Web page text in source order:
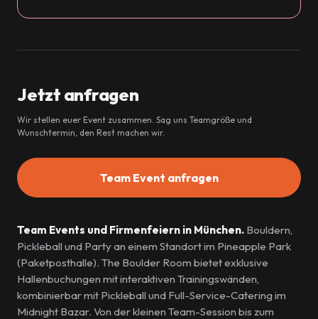
Jetzt anfragen
Wir stellen euer Event zusammen. Sag uns Teamgröße und
Wunschtermin, den Rest machen wir.
Team Event anfragen
Team Events und Firmenfeiern in München. Bouldern,
Pickleball und Party an einem Standort im Pineapple Park
(Paketposthalle). The Boulder Room bietet exklusive
Hallenbuchungen mit interaktiven Trainingswänden,
kombinierbar mit Pickleball und Full-Service-Catering im
Midnight Bazar. Von der kleinen Team-Session bis zum